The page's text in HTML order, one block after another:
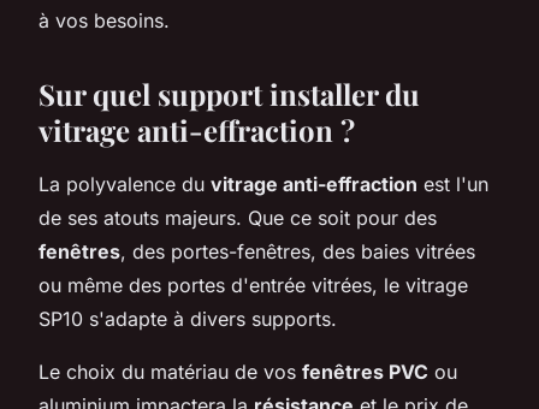
à vos besoins.
Sur quel support installer du
vitrage anti-effraction ?
La polyvalence du vitrage anti-effraction est l'un
de ses atouts majeurs. Que ce soit pour des
fenêtres, des portes-fenêtres, des baies vitrées
ou même des portes d'entrée vitrées, le vitrage
SP10 s'adapte à divers supports.
Le choix du matériau de vos fenêtres PVC ou